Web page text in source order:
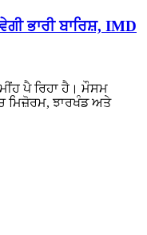
ਭਾਰੀ ਬਾਰਿਸ਼, IMD
ਪੈ ਰਿਹਾ ਹੈ। ਮੌਸਮ
ਮਿਜ਼ੋਰਮ, ਝਾਰਖੰਡ ਅਤੇ